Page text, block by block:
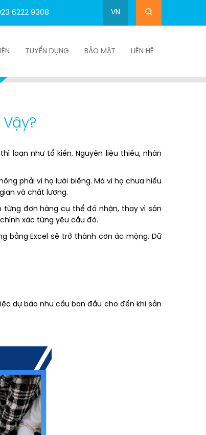
6222 9308 VN
TUYỂN DỤNG BẢO MẬT LIÊN HỆ
loạn như tổ kiến. Nguyên liệu thiếu, nhân
phải vì họ lười biếng. Mà vì họ chưa hiểu
và chất lượng.
từng đơn hàng cụ thể đã nhận, thay vì sản
xác từng yêu cầu đó.
bằng Excel sẽ trở thành cơn ác mộng. Dữ
dự báo nhu cầu ban đầu cho đến khi sản